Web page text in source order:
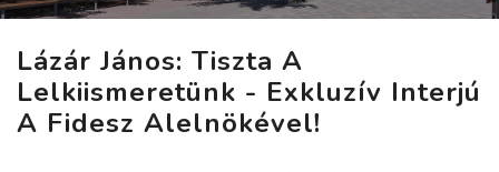
Lázár János: Tiszta A
Lelkiismeretünk - Exkluzív Interjú
A Fidesz Alelnökével!